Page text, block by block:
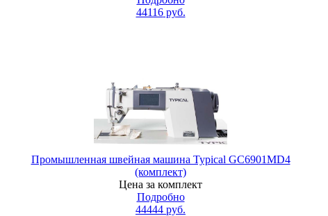
44116руб.
Промышленная швейная машина Typical GC6901MD4
(комплект)
Цена за комплект
Подробно
44444 руб.